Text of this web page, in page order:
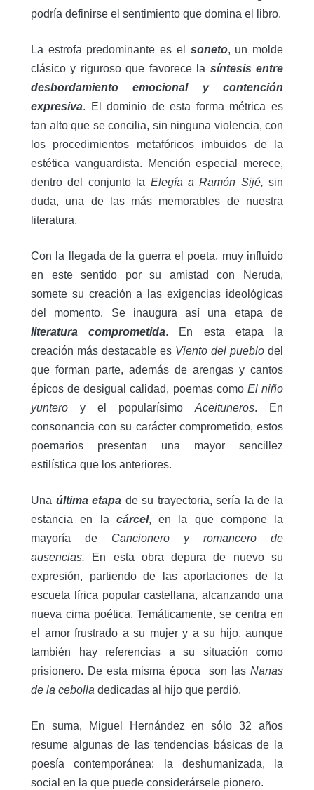
podría definirse el sentimiento que domina el libro.
La estrofa predominante es el soneto, un molde
clásico y riguroso que favorece la síntesis entre
desbordamiento emocional y contención
expresiva. El dominio de esta forma métrica es
tan alto que se concilia, sin ninguna violencia, con
los procedimientos metafóricos imbuidos de la
estética vanguardista. Mención especial merece,
dentro del conjunto la Elegía a Ramón Sijé, sin
duda, una de las más memorables de nuestra
literatura.
Con la llegada de la guerra el poeta, muy influido
en este sentido por su amistad con Neruda,
somete su creación a las exigencias ideológicas
del momento. Se inaugura así una etapa de
literatura comprometida. En esta etapa la
creación más destacable es Viento del pueblo del
que forman parte, además de arengas y cantos
épicos de desigual calidad, poemas como El niño
yuntero y el popularísimo Aceituneros. En
consonancia con su carácter comprometido, estos
poemarios presentan una mayor sencillez
estilística que los anteriores.
Una última etapa de su trayectoria, sería la de la
estancia en la cárcel, en la que compone la
mayoría de Cancionero y romancero de
ausencias.
En esta obra depura de nuevo su
expresión, partiendo de las aportaciones de la
escueta lírica popular castellana, alcanzando una
nueva cima poética. Temáticamente, se centra en
el amor frustrado a su mujer y a su hijo, aunque
también hay referencias a su situación como
prisionero. De esta misma época son las Nanas
de la cebolla dedicadas al hijo que perdió.
En suma, Miguel Hernández en sólo 32 años
resume algunas de las tendencias básicas de la
poesía contemporánea: la deshumanizada, la
social en la que puede considerársele pionero.